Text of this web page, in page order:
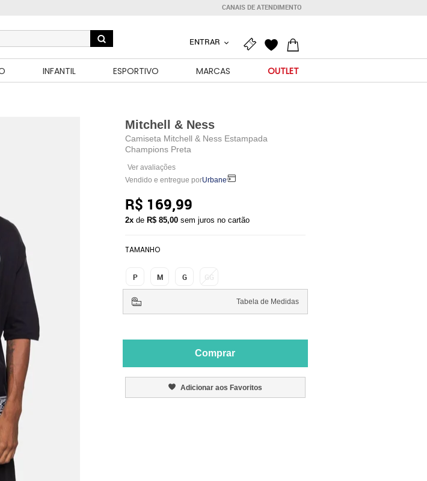
CANAIS DE ATENDIMENTO
ENTRAR
INFANTIL ESPORTIVO MARCAS OUTLET
Mitchell & Ness
Camiseta Mitchell & Ness Estampada
Champions Preta
Ver avaliações
Vendido e entregue porUrbane
R$ 169,99
2xde R$ 85,00 sem juros no cartão
TAMANHO
P M G
Tabela de Medidas
Comprar
Adicionar aos Favoritos